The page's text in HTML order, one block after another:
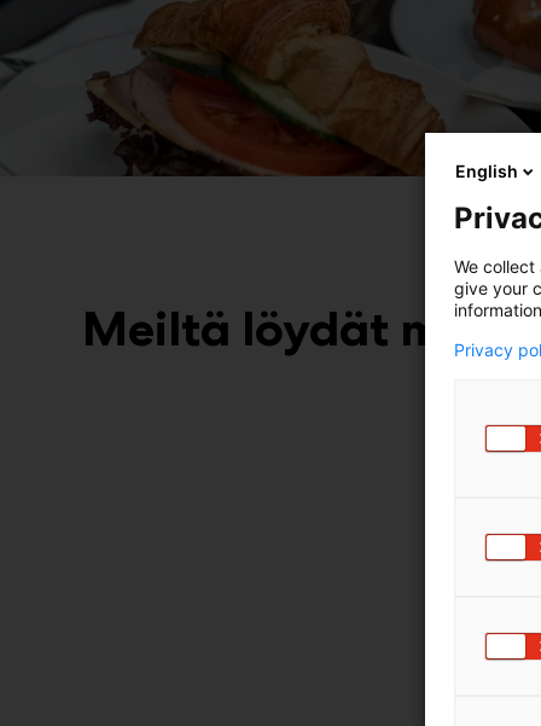
Meiltä löydät myös
English
We
give your
Privacy